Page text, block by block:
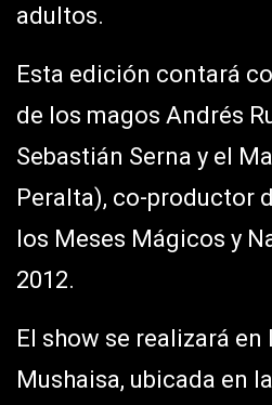
adultos.
Esta edición contará
de los magos Andrés
Sebastián Serna y el
Peralta), co-productor
los Meses Mágicos y
2012.
El show se realizará
Mushaisa, ubicada en